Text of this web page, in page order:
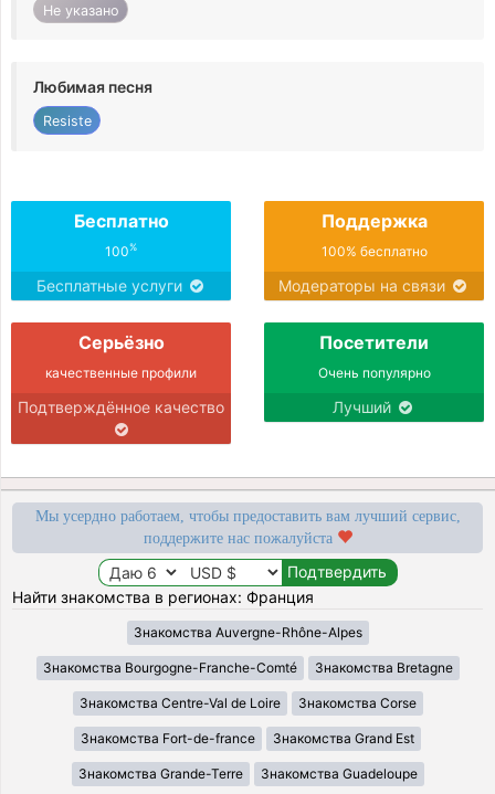
Не указано
Любимая песня
Resiste
Бесплатно
100%
Бесплатные услуги
Поддержка
100% бесплатно
Модераторы на связи
Серьёзно
качественные профили
Подтверждённое качество
Посетители
Очень популярно
Лучший
Мы усердно работаем, чтобы предоставить вам лучший сервис,
поддержите нас пожалуйста
Найти знакомства в регионах: Франция
Знакомства Auvergne-Rhône-Alpes
Знакомства Bourgogne-Franche-Comté Знакомства Bretagne
Знакомства Centre-Val de Loire Знакомства Corse
Знакомства Fort-de-france Знакомства Grand Est
Знакомства Grande-Terre Знакомства Guadeloupe